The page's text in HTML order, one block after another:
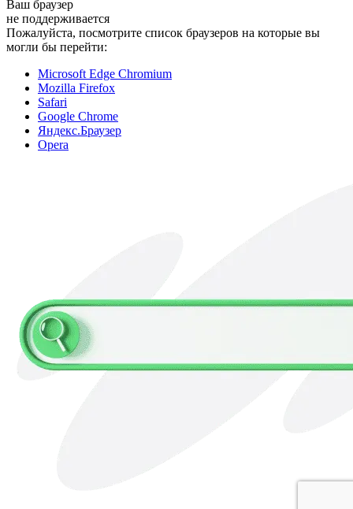
Ваш браузер
не поддерживается
Пожалуйста, посмотрите список браузеров на которые вы
могли бы перейти:
Microsoft Edge Chromium
Mozilla Firefox
Safari
Google Chrome
Яндекс.Браузер
Opera